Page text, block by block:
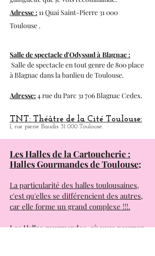
18, rue des Paradoux 31 000 Toulouse.
Espace du Bazacle à Toulouse :
Espace d'exposition, visite de l'usine
guinguette que je vois recommande.
Adresse :11 Quai Saint-Pierre 31 000
Salle de spectacle d'Odyssud à
Blagnac :
Salle de spectacle en tout genre de 800 place
Adresse:4 rue du Parc 31 706 Blagnac Cedex.
1, rue pierre Baudis 31 000 Toulouse.
Les Halles de la Cartoucherie :
Halles Gourmandes de Toulouse;